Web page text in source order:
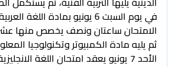
في يوم السبت 6 يونيو بمادة
الامتحان ساعتان ونصف يخصص منها
ثم يليه مادة الكمبيوتر وتكنولوجيا
الأحد 7 يونيو يعقد امتحان اللغة